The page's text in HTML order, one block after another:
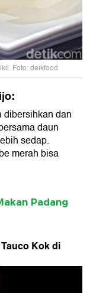
Foto: deikfood
dan
daun
sedap.
merah bisa
Padang
Kok di